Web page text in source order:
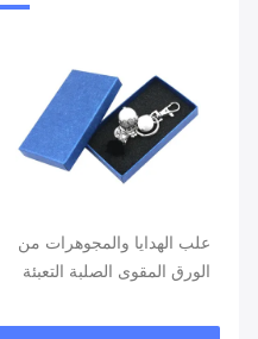
علب الهدايا والمجوهرات من
الورق المقوى الصلبة التعبئة
على سوار ووتش القرط